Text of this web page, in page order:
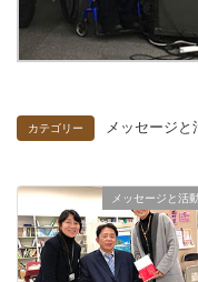
カテゴリー メッセージと
メッセージと活